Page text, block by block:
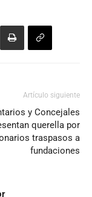
Artículo siguiente
y Concejales
querella por
traspasos a
fundaciones